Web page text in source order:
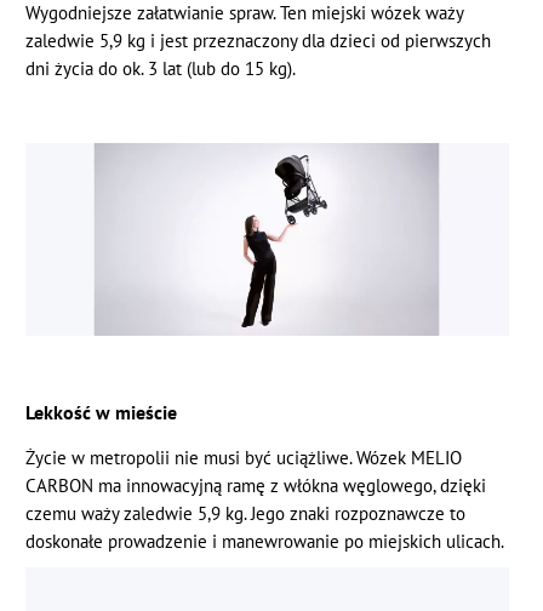
Wygodniejsze załatwianie spraw. Ten miejski wózek waży
zaledwie 5,9 kg i jest przeznaczony dla dzieci od pierwszych
dni życia do ok. 3 lat (lub do 15 kg).
Lekkość w mieście
Życie w metropolii nie musi być uciążliwe. Wózek MELIO
CARBON ma innowacyjną ramę z włókna węglowego, dzięki
czemu waży zaledwie 5,9 kg. Jego znaki rozpoznawcze to
doskonałe prowadzenie i manewrowanie po miejskich ulicach.